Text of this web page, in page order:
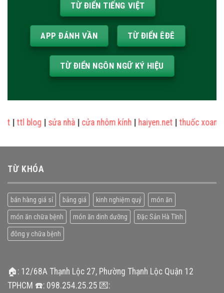
TỪ ĐIỂN TIẾNG VIỆT
APP ĐÁNH VẦN TỪ ĐIỂN ÊĐÊ
TỪ ĐIỂN NGÔN NGỮ KÝ HIỆU
ttl blog|sửa nhà|cửa nhôm kính|haiyen.net|thuốc xoang
TỪ KHÓA
bán hàng giá sỉ bảng giá kinh nghiệm quý món ăn
món ăn chữa bệnh món ăn dinh dưỡng Đặc Sản Hà Tĩnh
đông y chữa bệnh
🏠: 12/68A Thạnh Lộc 27, Phường Thạnh Lộc Quận 12
TPHCM ☎️: 098.254.25.25 💌: